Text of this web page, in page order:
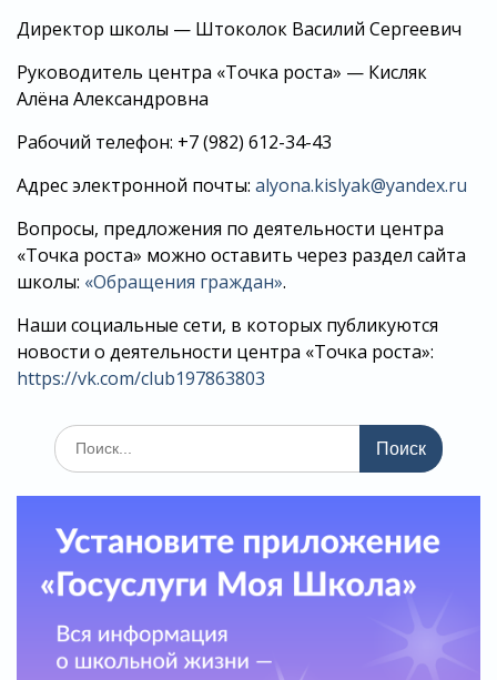
Директор школы — Штоколок Василий Сергеевич
Руководитель центра «Точка роста» — Кисляк
Алёна Александровна
Рабочий телефон: +7 (982) 612-34-43
Адрес электронной почты: alyona.kislyak@yandex.ru
Вопросы, предложения по деятельности центра
«Точка роста» можно оставить через раздел сайта
школы: «Обращения граждан».
Наши социальные сети, в которых публикуются
новости о деятельности центра «Точка роста»:
https://vk.com/club197863803
Поиск
по: